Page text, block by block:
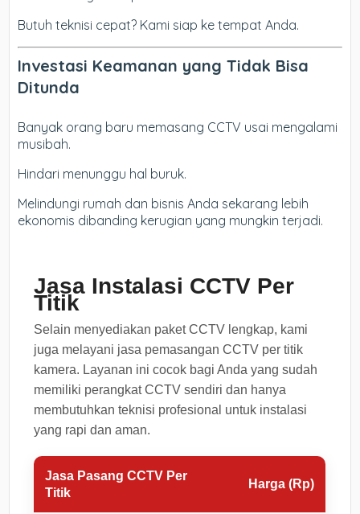
Butuh teknisi cepat? Kami siap ke tempat Anda.
Investasi Keamanan yang Tidak Bisa
Ditunda
Banyak orang baru memasang CCTV usai mengalami
musibah.
Hindari menunggu hal buruk.
Melindungi rumah dan bisnis Anda sekarang lebih
ekonomis dibanding kerugian yang mungkin terjadi.
Jasa Instalasi CCTV Per
Titik
Selain menyediakan paket CCTV lengkap, kami
juga melayani jasa pemasangan CCTV per titik
kamera. Layanan ini cocok bagi Anda yang sudah
memiliki perangkat CCTV sendiri dan hanya
membutuhkan teknisi profesional untuk instalasi
yang rapi dan aman.
Jasa Pasang CCTV Per
Titik
Harga (Rp)